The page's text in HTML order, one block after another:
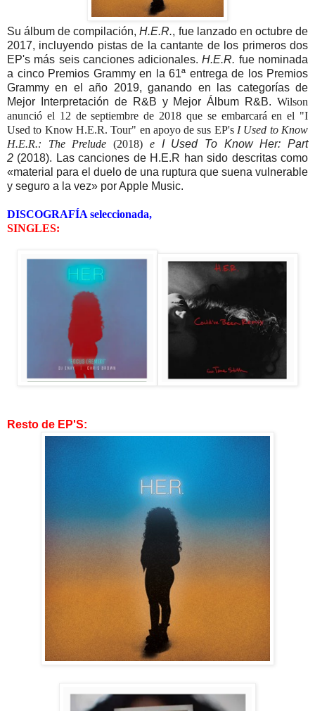
Su álbum de compilación,H.E.R., fue lanzado en octubre de
2017, incluyendo pistas de la cantante de los primeros dos
EP's más seis canciones adicionales.H.E.R. fue nominada
a cinco Premios Grammy en la 61ª entrega de los Premios
Grammy en el año 2019, ganando en las categorías de
Mejor Interpretación de R&B y Mejor Álbum R&B. Wilson
anunció el 12 de septiembre de 2018 que se embarcará en el "I
Used to Know H.E.R. Tour" en apoyo de sus EP's I Used to Know
H.E.R.: The Prelude(2018) e I Used To Know Her: Part
2 (2018). Las canciones de H.E.R han sido descritas como
«material para el duelo de una ruptura que suena vulnerable
y seguro a la vez» por Apple Music.
DISCOGRAFÍA seleccionada,
SINGLES:
Resto de EP'S: